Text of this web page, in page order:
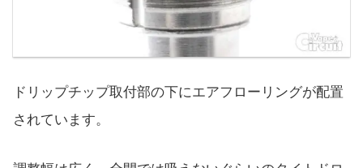
ドリップチップ取付部の下にエアフローリングが配置
されています。